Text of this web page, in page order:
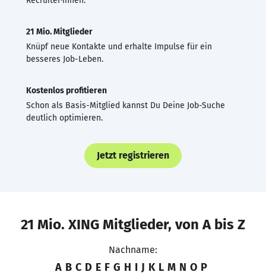
21 Mio. Mitglieder
Knüpf neue Kontakte und erhalte Impulse für ein
besseres Job-Leben.
Kostenlos profitieren
Schon als Basis-Mitglied kannst Du Deine Job-Suche
deutlich optimieren.
Jetzt registrieren
21 Mio. XING Mitglieder, von A bis Z
Nachname:
A B C D E F G H I J K L M N O P